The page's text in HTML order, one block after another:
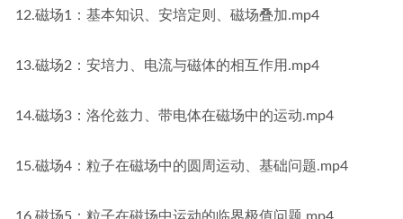
12.磁场1：基本知识、安培定则、磁场叠加.mp4
13.磁场2：安培力、电流与磁体的相互作用.mp4
14.磁场3：洛伦兹力、带电体在磁场中的运动.mp4
15.磁场4：粒子在磁场中的圆周运动、基础问题.mp4